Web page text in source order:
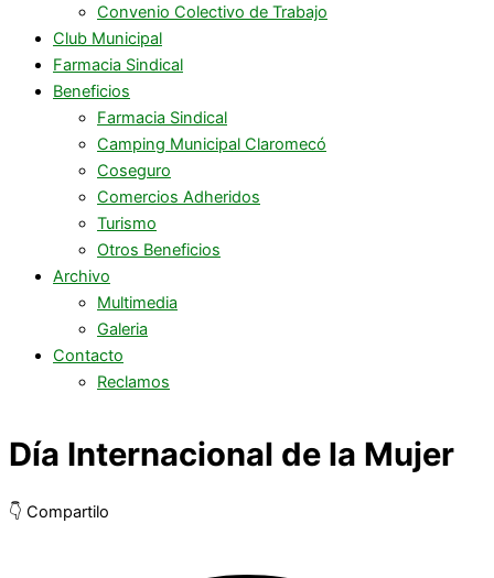
Convenio Colectivo de Trabajo
Club Municipal
Farmacia Sindical
Beneficios
Farmacia Sindical
Camping Municipal Claromecó
Coseguro
Comercios Adheridos
Turismo
Otros Beneficios
Archivo
Multimedia
Galeria
Contacto
Reclamos
Día Internacional de la Mujer
👇 Compartilo